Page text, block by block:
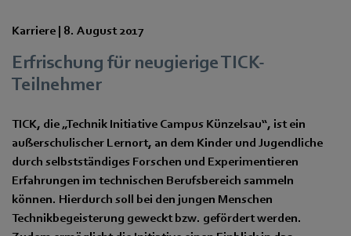
Karriere | 8. August 2017
Erfrischung für neugierige TICK-
Teilnehmer
TICK, die „Technik Initiative Campus Künzelsau“, ist ein
außerschulischer Lernort, an dem Kinder und Jugendliche
durch selbstständiges Forschen und Experimentieren
Erfahrungen im technischen Berufsbereich sammeln
können. Hierdurch soll bei den jungen Menschen
Technikbegeisterung geweckt bzw. gefördert werden.